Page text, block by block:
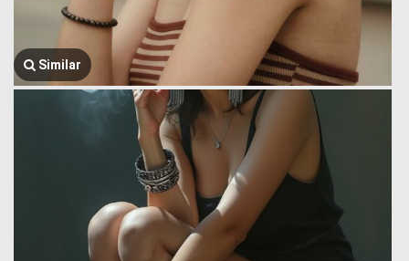
Similar